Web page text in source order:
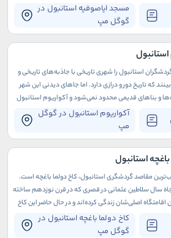
مسجد ایاصوفیه استانبول در
گوگل مپ
در سفر به این گوشه از دنیا از دست بدهید.
آکواریوم استانبول در گوگل
مپ
استانبول را شهری تاریخی با جاذبه‌های تاریخی و
که تاریخ دور و درازی دارد. اما جاهای دیدنی این شهر
و بناهای قدیمی محدود نمی‌شود و آکواریوم استانبول
استانبول
کاخ دولما باغچه استانبول در
گوگل مپ
مقاصد گردشگری استانبول، کاخ دولما باغچه است.
سال سلاطین عثمانی در قصری که در قرن نوزدهم ساخته
اقامتگاه اصلی‌شان زندگی کرده‌اند و در حال حاضر این کاخ
در دسترس عموم قرار دارد.